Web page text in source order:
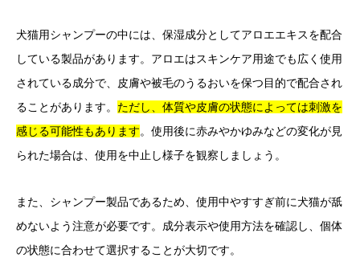
犬猫用シャンプーの中には、保湿成分としてアロエエキスを配合
している製品があります。アロエはスキンケア用途でも広く使用
されている成分で、皮膚や被毛のうるおいを保つ目的で配合され
ることがあります。 ただし、体質や皮膚の状態によっては刺激を
感じる可能性もあります。使用後に赤みやかゆみなどの変化が見
られた場合は、使用を中止し様子を観察しましょう。
また、シャンプー製品であるため、使用中やすすぎ前に犬猫が舐
めないよう注意が必要です。成分表示や使用方法を確認し、個体
の状態に合わせて選択することが大切です。